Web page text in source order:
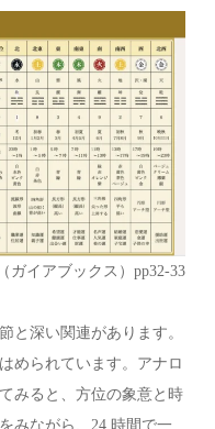
ガイアブックス）pp32-33
と深い関連があります。
められています。アナロ
みると、方位の象意と時
みながら、24 時間で一